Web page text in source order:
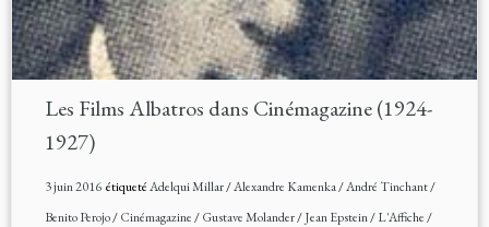
Les Films Albatros dans Cinémagazine (1924-
1927)
3 juin 2016étiquetéAdelqui Millar/Alexandre Kamenka/André Tinchant/
Benito Perojo/Cinémagazine/Gustave Molander/Jean Epstein/L'Affiche/